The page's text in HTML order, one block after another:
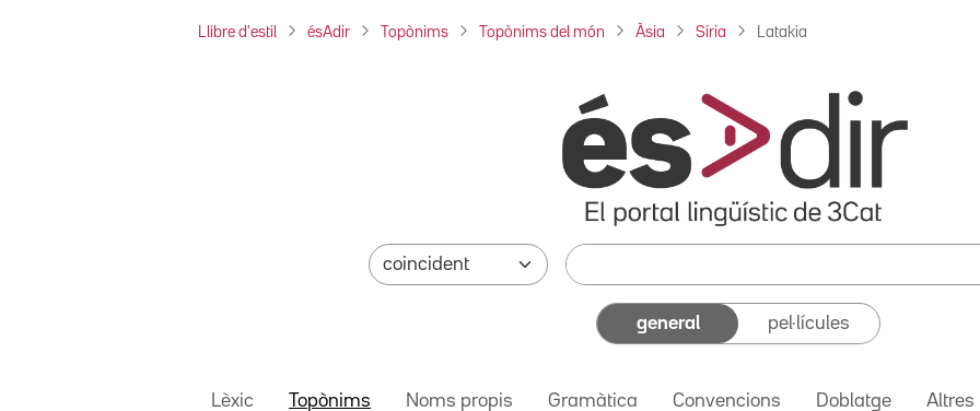
Llibre d'estil ésAdir Topònims Topònims del món Àsia Síria Latakia
general pel·lícules
Lèxic Topònims Noms propis Gramàtica Convencions Doblatge Altres